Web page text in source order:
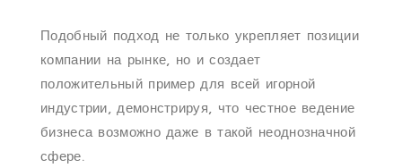
Подобный подход не только укрепляет позиции
компании на рынке, но и создает
положительный пример для всей игорной
индустрии, демонстрируя, что честное ведение
бизнеса возможно даже в такой неоднозначной
сфере.